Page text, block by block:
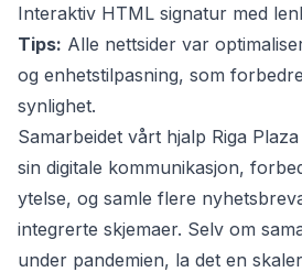
Interaktiv HTML signatur med
Tips: Alle nettsider var
og enhetstilpasning, som
synlighet.
Samarbeidet vårt hjalp Riga
sin digitale kommunikasjon,
ytelse, og samle flere
integrerte skjemaer. Selv om
under pandemien, la det en